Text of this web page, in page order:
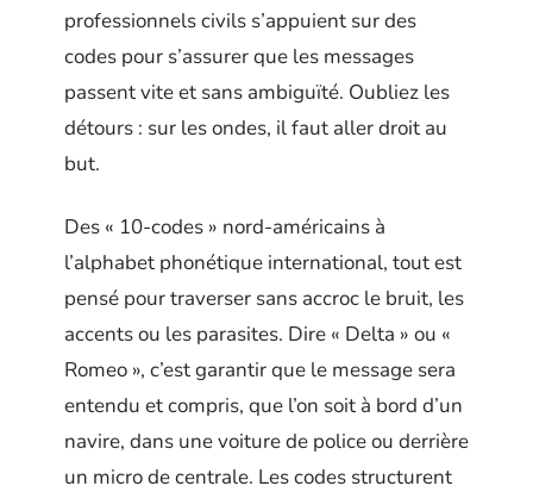
professionnels civils s’appuient sur des
codes pour s’assurer que les messages
passent vite et sans ambiguïté. Oubliez les
détours : sur les ondes, il faut aller droit au
but.
Des « 10-codes » nord-américains à
l’alphabet phonétique international, tout est
pensé pour traverser sans accroc le bruit, les
accents ou les parasites. Dire « Delta » ou «
Romeo », c’est garantir que le message sera
entendu et compris, que l’on soit à bord d’un
navire, dans une voiture de police ou derrière
un micro de centrale. Les codes structurent